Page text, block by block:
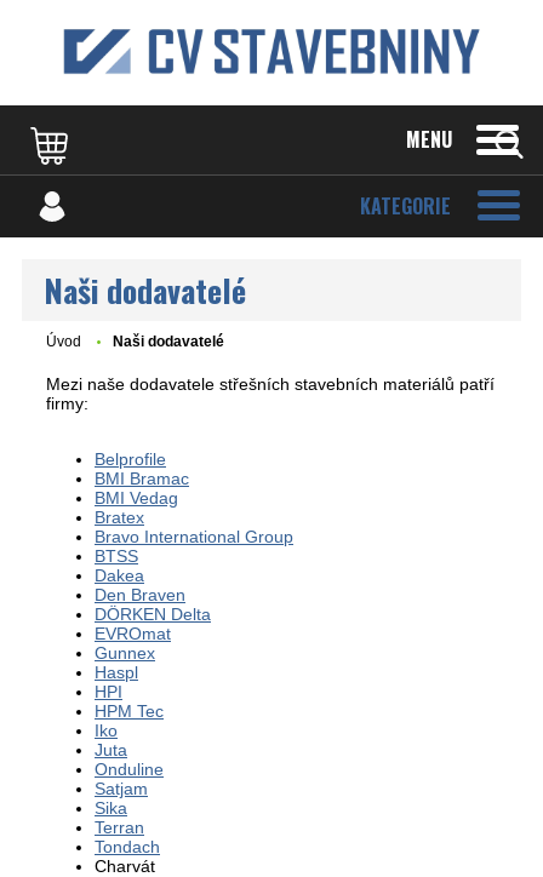
MENU
KATEGORIE
Naši dodavatelé
Úvod Naši dodavatelé
Mezi naše dodavatele střešních stavebních materiálů patří
firmy:
Belprofile
BMI Bramac
BMI Vedag
Bratex
Bravo International Group
BTSS
Dakea
Den Braven
DÖRKEN Delta
EVROmat
Gunnex
Haspl
HPI
HPM Tec
Iko
Juta
Onduline
Satjam
Sika
Terran
Tondach
Charvát